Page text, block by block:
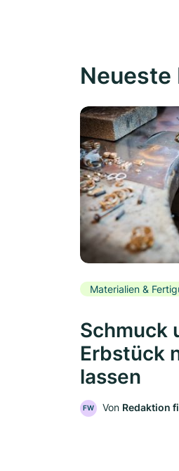
Neueste
Materialien &
Schmuck
Erbstück
lassen
FW Von Redaktion